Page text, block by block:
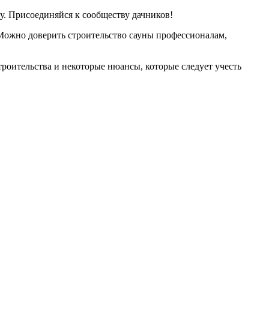
Присоединяйся к сообществу дачников!
доверить строительство сауны профессионалам,
и некоторые нюансы, которые следует учесть